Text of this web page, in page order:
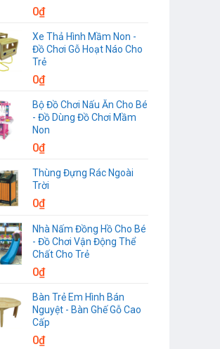
0₫
Xe Thả Hình Mầm Non -
Đồ Chơi Gỗ Hoạt Náo Cho
Trẻ
0₫
Bộ Đồ Chơi Nấu Ăn Cho Bé
- Đồ Dùng Đồ Chơi Mầm
Non
0₫
Thùng Đựng Rác Ngoài
Trời
0₫
Nhà Nấm Đồng Hồ Cho Bé
- Đồ Chơi Vận Động Thể
Chất Cho Trẻ
0₫
Bàn Trẻ Em Hình Bán
Nguyệt - Bàn Ghế Gỗ Cao
Cấp
0₫